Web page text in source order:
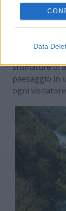
Data
Il Parco
ma ogni
cascate
sfumature di
paesaggio in
ogni